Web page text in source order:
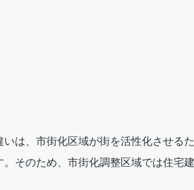
は、市街化区域が街を活性化させるた
そのため、市街化調整区域では住宅建